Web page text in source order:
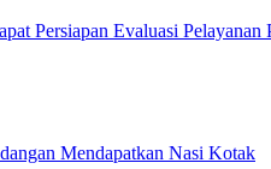
Persiapan Evaluasi Pelayanan
Mendapatkan Nasi Kotak